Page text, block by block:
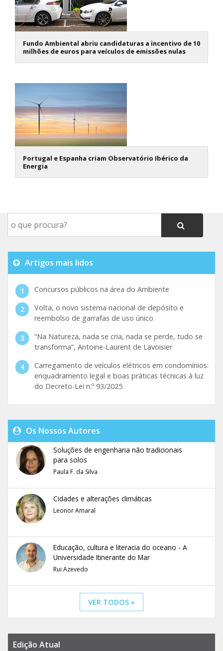
Fundo Ambiental abriu candidaturas a incentivo de 10
milhões de euros para veículos de emissões nulas
Portugal e Espanha criam Observatório Ibérico da
Energia
Artigos mais lidos
Concursos públicos na área do Ambiente
Volta, o novo sistema nacional de depósito e
reembolso de garrafas de uso único
“Na Natureza, nada se cria, nada se perde, tudo se
transforma”, Antoine-Laurent de Lavoisier
Carregamento de veículos elétricos em condomínios:
enquadramento legal e boas práticas técnicas à luz
do Decreto-Lei n.º 93/2025
Os Nossos Autores
Soluções de engenharia não tradicionais
para solos
Paula F. da Silva
Cidades e alterações climáticas
Leonor Amaral
Educação, cultura e literacia do oceano - A
Universidade Itinerante do Mar
Rui Azevedo
VER TODOS »
Edição Atual